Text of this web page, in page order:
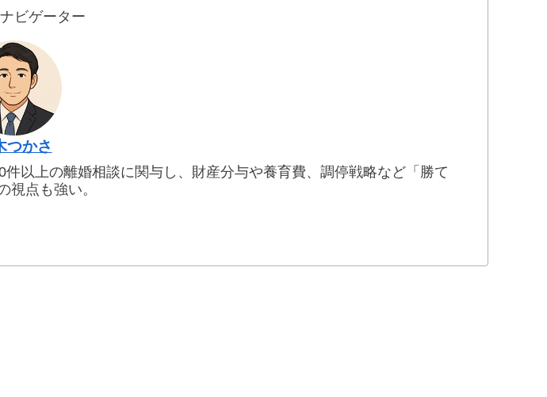
ビゲーター
つかさ
以上の離婚相談に関与し、財産分与や養育費、調停戦略など「勝て
視点も強い。